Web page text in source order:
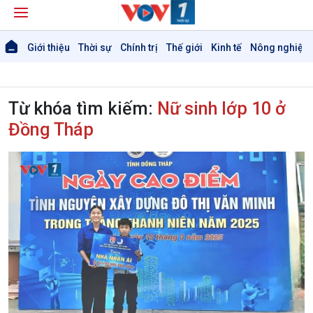
Giới thiệu Thời sự Chính trị Thế giới Kinh tế Nông nghiệp
Thời sự 6h
Thời sự 12h
Thời sự 18h
Thời sự 21h30
Bản tin
Chính trị
Thế giới
Từ khóa tìm kiếm: Nữ sinh lớp 10 ở
Đồng Tháp